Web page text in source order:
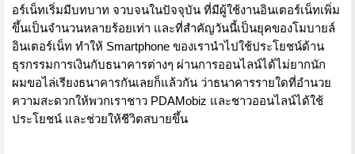
อร์เน็ทเริ่มมีบทบาท จวบจนในปัจจุบัน ที่มีผู้ใช้งานอินเตอร์เน็ทเพิ่ม
ขึ้นเป็นจำนวนหลายร้อยเท่า และที่สำคัญวันนี้เป็นยุคของโมบายล์
อินเตอร์เน็ท ทำให้ Smartphone ของเรานำไปใช้ประโยชน์ด้าน
ธุรกรรมการเงินกับธนาคารต่างๆ ผ่านการออนไลน์ได้ไม่ยากนัก
ผมขอไล่เรียงธนาคารกันเลยก็แล้วกัน ว่าธนาคารรายใดที่อำนวย
ความสะดวกให้พวกเราชาว PDAMobiz และชาวออนไลน์ได้ใช้
ประโยชน์ และช่วยให้ชีวิตสบายขึ้น